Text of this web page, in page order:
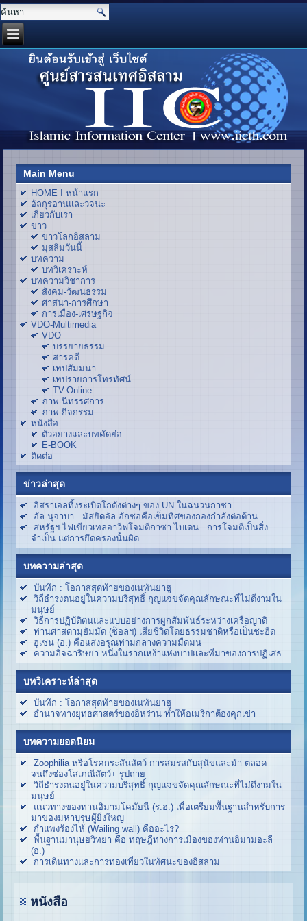
Main Menu
HOME I หน้าแรก
อัลกุรอานและวจนะ
เกี่ยวกับเรา
ข่าว
ข่าวโลกอิสลาม
มุสลิมวันนี้
บทความ
บทวิเคราะห์
บทความวิชาการ
สังคม-วัฒนธรรม
ศาสนา-การศึกษา
การเมือง-เศรษฐกิจ
VDO-Multimedia
VDO
บรรยายธรรม
สารคดี
เทปสัมมนา
เทปรายการโทรทัศน์
TV-Online
ภาพ-นิทรรศการ
ภาพ-กิจกรรม
หนังสือ
ตัวอย่างและบทคัดย่อ
E-BOOK
ติดต่อ
ข่าวล่าสุด
อิสราเอลทิ้งระเบิดโกดังต่างๆ ของ UN ในฉนวนกาซา
อัล-นุจาบา : มัสยิดอัล-อักซอคือเข็มทิศของกองกำลังต่อต้าน
สหรัฐฯ ไฟเขียวเทลอาวีฟโจมตีกาซา ไบเดน : การโจมตีเป็นสิ่ง
จำเป็น แต่การยึดครองนั้นผิด
บทความล่าสุด
บันทึก : โอกาสสุดท้ายของเนทันยาฮู
วิถีธำรงตนอยู่ในความบริสุทธิ์ กุญแจขจัดคุณลักษณะที่ไม่ดีงามใน
มนุษย์
วิธีการปฏิบัติตนและแบบอย่างการผูกสัมพันธ์ระหว่างเครือญาติ
ท่านศาสดามุฮัมมัด (ซ็อลฯ) เสียชีวิตโดยธรรมชาติหรือเป็นชะฮีด
ฮูเซน (อ.) คือแสงอรุณท่ามกลางความมืดมน
ความอิจฉาริษยา หนึ่งในรากเหง้าแห่งบาปและที่มาของการปฏิเสธ
บทวิเคราะห์ล่าสุด
บันทึก : โอกาสสุดท้ายของเนทันยาฮู
อำนาจทางยุทธศาสตร์ของอิหร่าน ทำให้อเมริกาต้องคุกเข่า
บทความยอดนิยม
Zoophilia หรือโรคกระสันสัตว์ การสมรสกับสุนัขและม้า ตลอด
จนถึงซ่องโสเภณีสัตว์+ รูปถ่าย
วิถีธำรงตนอยู่ในความบริสุทธิ์ กุญแจขจัดคุณลักษณะที่ไม่ดีงามใน
มนุษย์
แนวทางของท่านอิมามโคมัยนี (ร.ฮ.) เพื่อเตรียมพื้นฐานสำหรับการ
มาของมหาบุรุษผู้ยิ่งใหญ่
กำแพงร้องไห้ (Wailing wall) คืออะไร?
พื้นฐานมานุษยวิทยา คือ ทฤษฎีทางการเมืองของท่านอิมามอะลี
(อ.)
การเดินทางและการท่องเที่ยวในทัศนะของอิสลาม
หนังสือ